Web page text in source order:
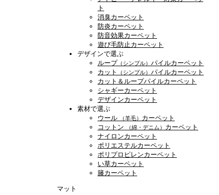
ト
消臭カーペット
防炎カーペット
防音効果カーペット
遊び毛防止カーペット
デザインで選ぶ
ループ （シンプル） パイルカーペット
カット
（シンプル） パイルカーペット
カット＆ループパイルカーペット
シャギーカーペット
デザインカーペット
素材で選ぶ
ウール
（羊毛） カーペット
コットン
（綿・デニム） カーペット
ナイロンカーペット
ポリエステルカーペット
ポリプロピレンカーペット
い草カーペット
籐カーペット
マット